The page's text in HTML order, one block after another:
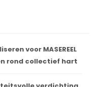
voor MASEREEL
rond collectief hart